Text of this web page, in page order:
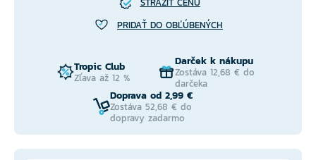
PRIDAŤ DO OBĽÚBENÝCH
Tropic Club
Zľava až 12 %
Darček k nákupu
Zostáva 12,68 € do
darčeka
Doprava od 2,99 €
Zostáva 52,68 € do
dopravy zadarmo